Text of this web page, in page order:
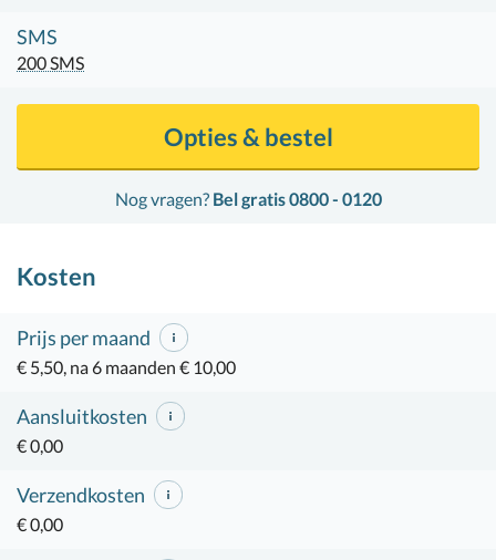
SMS
200 SMS
Nog vragen? Bel gratis 0800 - 0120
Opties & bestel
Kosten
Prijs per maand
€ 5,50, na 6 maanden € 10,00
Aansluitkosten
€ 0,00
Verzendkosten
€ 0,00